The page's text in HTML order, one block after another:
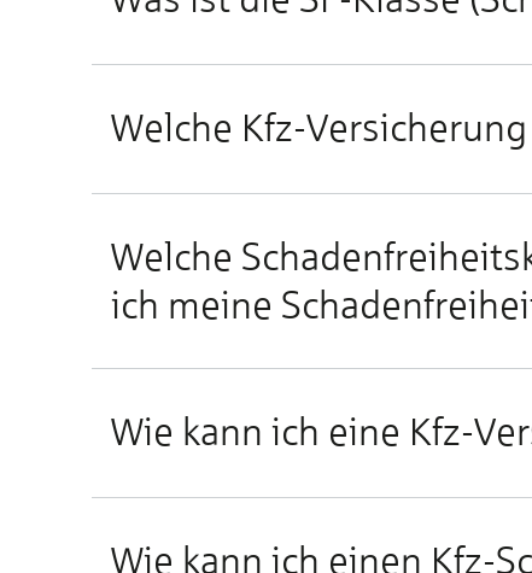
Welche Kfz-
Welche
ich meine
Wie kann ich eine Kfz-
Wie kann ich einen Kfz-